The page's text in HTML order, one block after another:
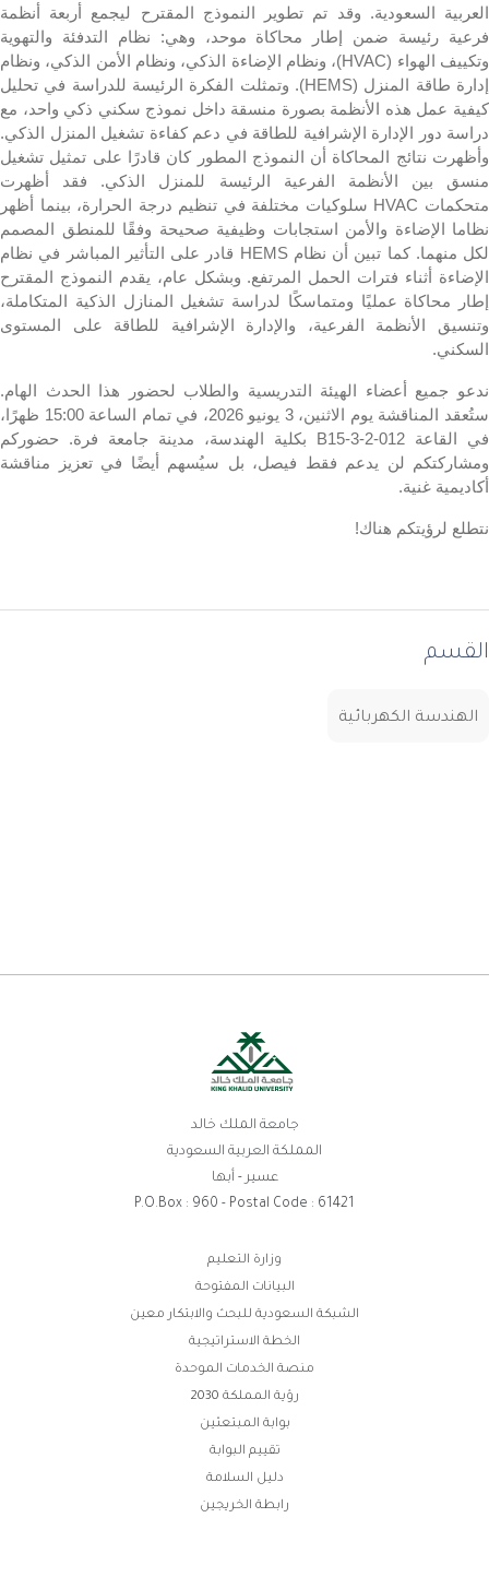
العربية السعودية. وقد تم تطوير النموذج المقترح ليجمع أربعة أنظمة
فرعية رئيسة ضمن إطار محاكاة موحد، وهي: نظام التدفئة والتهوية
وتكييف الهواء (HVAC)، ونظام الإضاءة الذكي، ونظام الأمن الذكي، ونظام
إدارة طاقة المنزل (HEMS). وتمثلت الفكرة الرئيسة للدراسة في تحليل
كيفية عمل هذه الأنظمة بصورة منسقة داخل نموذج سكني ذكي واحد، مع
دراسة دور الإدارة الإشرافية للطاقة في دعم كفاءة تشغيل المنزل الذكي.
وأظهرت نتائج المحاكاة أن النموذج المطور كان قادرًا على تمثيل تشغيل
منسق بين الأنظمة الفرعية الرئيسة للمنزل الذكي. فقد أظهرت
متحكمات HVAC سلوكيات مختلفة في تنظيم درجة الحرارة، بينما أظهر
نظاما الإضاءة والأمن استجابات وظيفية صحيحة وفقًا للمنطق المصمم
لكل منهما. كما تبين أن نظامHEMS قادر على التأثير المباشر في نظام
الإضاءة أثناء فترات الحمل المرتفع. وبشكل عام، يقدم النموذج المقترح
إطار محاكاة عمليًا ومتماسكًا لدراسة تشغيل المنازل الذكية المتكاملة،
وتنسيق الأنظمة الفرعية، والإدارة الإشرافية للطاقة على المستوى
السكني.
ندعو جميع أعضاء الهيئة التدريسية والطلاب لحضور هذا الحدث الهام.
ستُعقد المناقشة يوم الاثنين،3
يونيو 2026، في تمام الساعة 15:00 ظهرًا،
في القاعة B15-3-2-012 بكلية الهندسة، مدينة جامعة فرة. حضوركم
ومشاركتكم لن يدعم فقط فيصل، بل سيُسهم أيضًا في تعزيز مناقشة
أكاديمية غنية.
نتطلع لرؤيتكم هناك!
القسم
الهندسة الكهربائية
جامعة الملك خالد
المملكة العربية السعودية
عسير - أبها
P.O.Box : 960 - Postal Code : 61421
وزارة التعليم
البيانات المفتوحة
الشبكة السعودية للبحث والابتكار معين
الخطة الاستراتيجية
منصة الخدمات الموحدة
رؤية المملكة 2030
بوابة المبتعثين
تقييم البوابة
دليل السلامة
رابطة الخريجين